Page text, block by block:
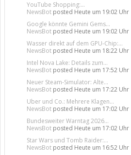
YouTube Shopping:...
NewsBot posted Heute um 19:02 Uhr
Google könnte Gemini Gems...
NewsBot posted Heute um 19:02 Uhr
Wasser direkt auf dem GPU-Chip:...
NewsBot posted Heute um 18:22 Uhr
Intel Nova Lake: Details zum...
NewsBot posted Heute um 17:52 Uhr
Neuer Steam-Simulator: Alte...
NewsBot posted Heute um 17:22 Uhr
Uber und Co.: Mehrere Klagen...
NewsBot posted Heute um 17:02 Uhr
Bundesweiter Warntag 2026...
NewsBot posted Heute um 17:02 Uhr
Star Wars und Tomb Raider:...
NewsBot posted Heute um 16:52 Uhr